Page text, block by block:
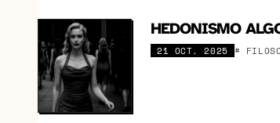
HEDONISMO
21 OCT. 2025 #